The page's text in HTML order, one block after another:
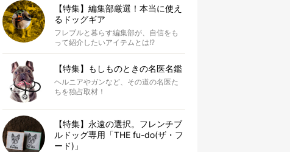
【特集】編集部厳選！本当に使え
るドッグギア
フレブルと暮らす編集部が、自信をも
って紹介したいアイテムとは!?
【特集】もしものときの名医名鑑
ヘルニアやガンなど、その道の名医た
ちを独占取材！
【特集】永遠の選択。フレンチブ
ルドッグ専用「THE fu-do(ザ・フ
ード)」